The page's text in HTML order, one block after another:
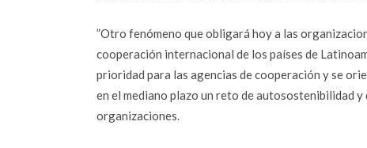
”Otro fenómeno que obligará hoy a las
cooperación internacional de los países de
prioridad para las agencias de cooperación y se
en el mediano plazo un reto de autosostenibilidad
organizaciones.